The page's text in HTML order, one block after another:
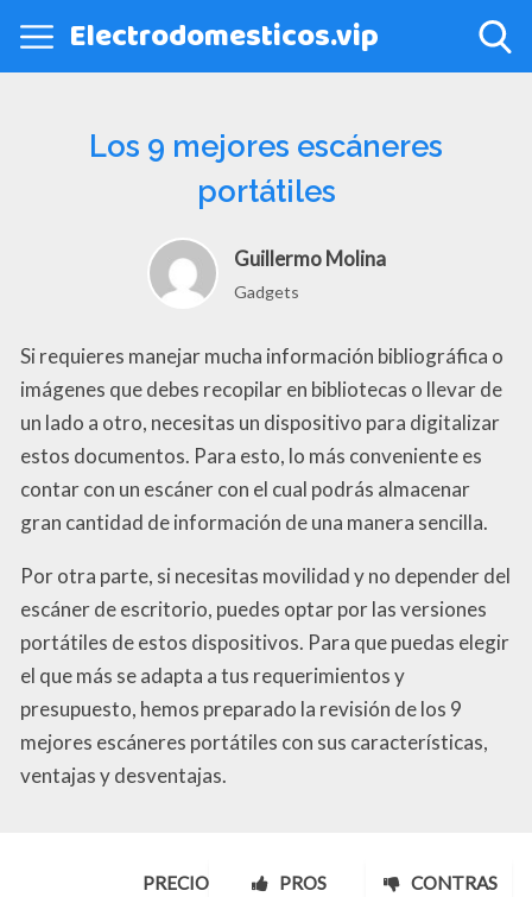
Electrodomesticos.vip
Los 9 mejores escáneres
portátiles
Guillermo Molina
Gadgets
Si requieres manejar mucha información bibliográfica o
imágenes que debes recopilar en bibliotecas o llevar de
un lado a otro, necesitas un dispositivo para digitalizar
estos documentos. Para esto, lo más conveniente es
contar con un escáner con el cual podrás almacenar
gran cantidad de información de una manera sencilla.
Por otra parte, si necesitas movilidad y no depender del
escáner de escritorio, puedes optar por las versiones
portátiles de estos dispositivos. Para que puedas elegir
el que más se adapta a tus requerimientos y
presupuesto, hemos preparado la revisión de los 9
mejores escáneres portátiles con sus características,
ventajas y desventajas.
PRECIO PROS CONTRAS